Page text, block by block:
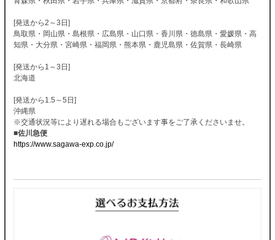
[発送から2～3日]
鳥取県・岡山県・島根県・広島県・山口県・香川県・徳島県・愛媛県・高
知県・大分県・宮崎県・福岡県・熊本県・鹿児島県・佐賀県・長崎県
[発送から1～3日]
北海道
[発送から1.5～5日]
沖縄県
※交通状況等により遅れる場合もございます事をご了承くださいませ。
■佐川急便
https://www.sagawa-exp.co.jp/